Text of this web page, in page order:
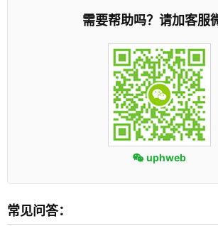
需要帮助吗？请加客服
uphweb
常见问答：